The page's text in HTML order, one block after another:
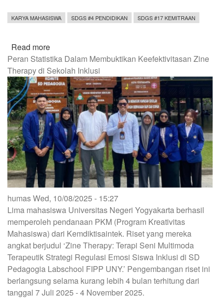
KARYA MAHASISWA SDGS #4 PENDIDIKAN SDGS #17 KEMITRAAN
Read more
SMK
Berwawasan
Budaya
dan
Lingkungan:
Inovasi
Mahasiswa
UNY
Menuju
Era
School
5.0
Peran Statistika Dalam Membuktikan Keefektivitasan Zine
Therapy di Sekolah Inklusi
humasWed, 10/08/2025 - 15:27
Lima mahasiswa Universitas Negeri Yogyakarta berhasil
memperoleh pendanaan PKM (Program Kreativitas
Mahasiswa) dari Kemdiktisaintek. Riset yang mereka
angkat berjudul ‘Zine Therapy: Terapi Seni Multimoda
Terapeutik Strategi Regulasi Emosi Siswa Inklusi di SD
Pedagogia Labschool FIPP UNY.’ Pengembangan riset ini
berlangsung selama kurang lebih 4 bulan terhitung dari
tanggal 7 Juli 2025 - 4 November 2025.